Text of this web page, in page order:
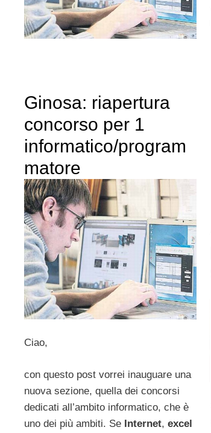
Ginosa: riapertura
concorso per 1
informatico/program
matore
Ciao,
con questo post vorrei inauguare una
nuova sezione, quella dei concorsi
dedicati all’ambito informatico, che è
uno dei più ambiti. Se Internet, excel